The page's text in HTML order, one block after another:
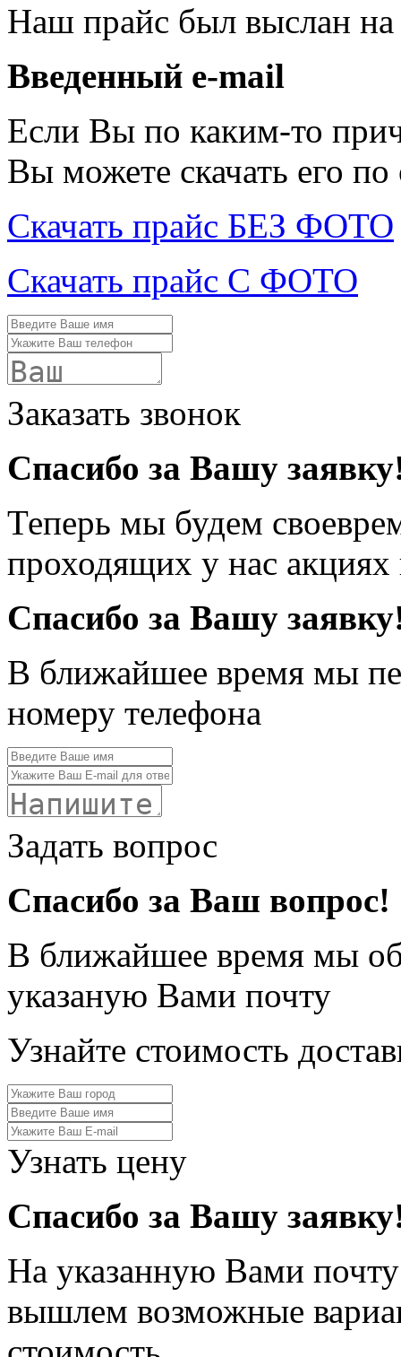
Наш прайс был выслан
Введенный e-mail
Если Вы по каким-то
Вы можете скачать его
Скачать прайс БЕЗ ФОТО
Скачать прайс С ФОТО
Заказать звонок
Спасибо за Вашу
Теперь мы будем
проходящих у нас
Спасибо за Вашу
В ближайшее время мы
номеру телефона
Задать вопрос
Спасибо за Ваш вопрос!
В ближайшее время мы
указаную Вами почту
Узнайте стоимость
Узнать цену
Спасибо за Вашу
На указанную Вами
вышлем возможные